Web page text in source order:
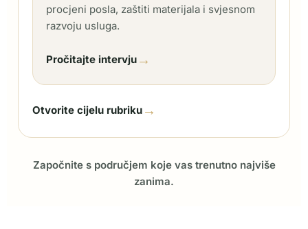
procjeni posla, zaštiti materijala i svjesnom
razvoju usluga.
Pročitajte intervju →
Otvorite cijelu rubriku →
Započnite s područjem koje vas trenutno najviše
zanima.